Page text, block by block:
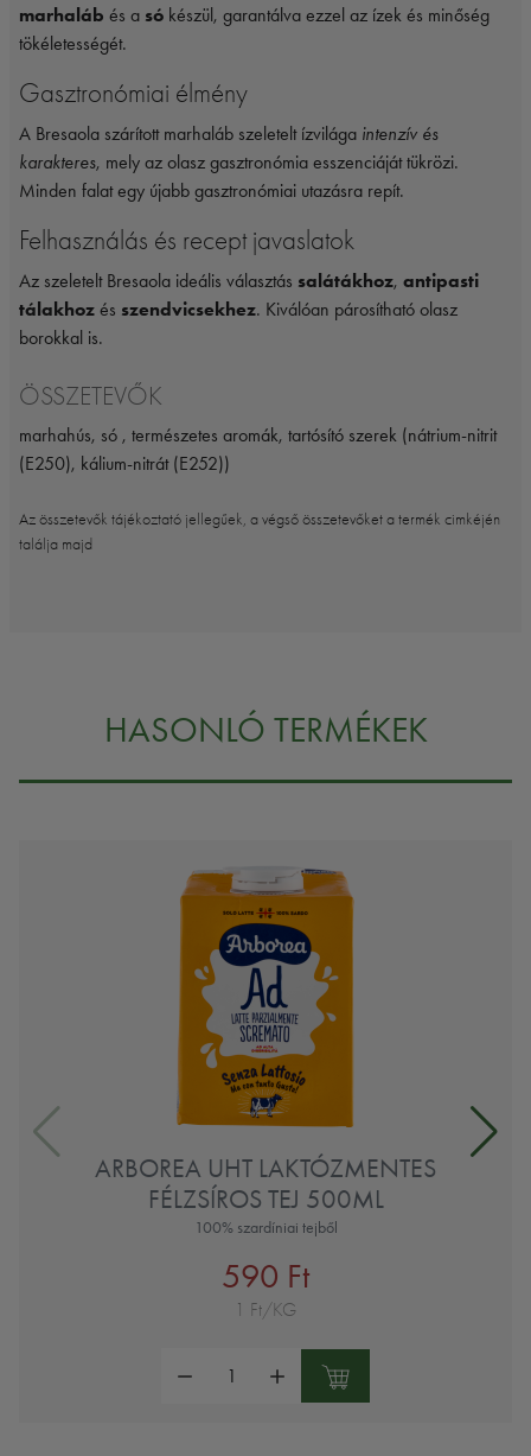
marhaláb és a só készül, garantálva ezzel az ízek és minőség
tökéletességét.
Gasztronómiai élmény
A Bresaola szárított marhaláb szeletelt ízvilága intenzív és
karakteres, mely az olasz gasztronómia esszenciáját tükrözi.
Minden falat egy újabb gasztronómiai utazásra repít.
Felhasználás és recept javaslatok
Az szeletelt Bresaola ideális választás salátákhoz, antipasti
tálakhoz és szendvicsekhez. Kiválóan párosítható olasz
borokkal is.
ÖSSZETEVŐK
marhahús, só , természetes aromák, tartósító szerek (nátrium-nitrit
(E250), kálium-nitrát (E252))
Az összetevők tájékoztató jellegűek, a végső összetevőket a termék cimkéjén
találja majd
HASONLÓ TERMÉKEK
ARBOREA UHT LAKTÓZMENTES
FÉLZSÍROS TEJ 500ML
100% szardíniai tejből
590 Ft
1 Ft/KG